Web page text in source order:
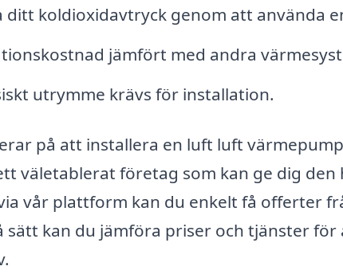
ditt koldioxidavtryck genom att använda
jämfört med andra
utrymme krävs för installation.
på att installera en luft luft
väletablerat företag som kan ge dig den
vår plattform kan du enkelt få offerter
sätt kan du jämföra priser och tjänster